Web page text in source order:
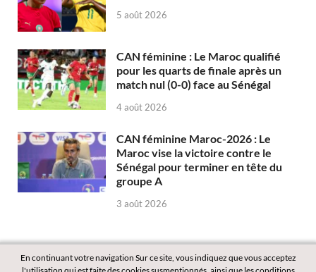
5 août 2026
CAN féminine : Le Maroc qualifié
pour les quarts de finale après un
match nul (0-0) face au Sénégal
4 août 2026
CAN féminine Maroc-2026 : Le
Maroc vise la victoire contre le
Sénégal pour terminer en tête du
groupe A
3 août 2026
En continuant votre navigation Sur ce site, vous indiquez que vous acceptez